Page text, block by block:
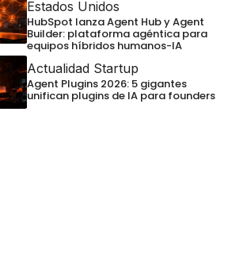
Estados Unidos
HubSpot lanza Agent Hub y Agent
Builder: plataforma agéntica para
equipos híbridos humanos-IA
Actualidad Startup
Agent Plugins 2026: 5 gigantes
unifican plugins de IA para founders